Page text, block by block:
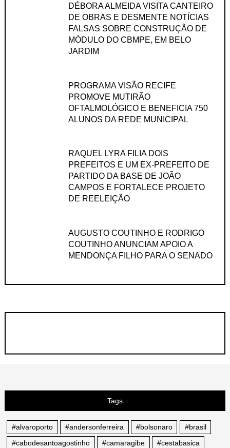
DÉBORA ALMEIDA VISITA CANTEIRO
DE OBRAS E DESMENTE NOTÍCIAS
FALSAS SOBRE CONSTRUÇÃO DE
MÓDULO DO CBMPE, EM BELO
JARDIM
PROGRAMA VISÃO RECIFE
PROMOVE MUTIRÃO
OFTALMOLÓGICO E BENEFICIA 750
ALUNOS DA REDE MUNICIPAL
RAQUEL LYRA FILIA DOIS
PREFEITOS E UM EX-PREFEITO DE
PARTIDO DA BASE DE JOÃO
CAMPOS E FORTALECE PROJETO
DE REELEIÇÃO
AUGUSTO COUTINHO E RODRIGO
COUTINHO ANUNCIAM APOIO A
MENDONÇA FILHO PARA O SENADO
Tags
#alvaroporto #andersonferreira #bolsonaro
#brasil
#cabodesantoagostinho
#camaragibe
#cestabasica